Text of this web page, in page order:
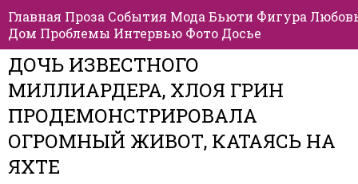
Главная Проза События Мода Бьюти Фигура
Дом Проблемы Интервью Фото Досье
ДОЧЬ ИЗВЕСТНОГО
МИЛЛИАРДЕРА, ХЛОЯ ГРИН
ПРОДЕМОНСТРИРОВАЛА
ОГРОМНЫЙ ЖИВОТ, КАТАЯСЬ НА
ЯХТЕ